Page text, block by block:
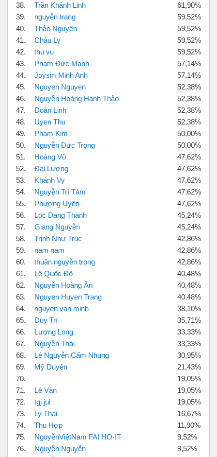
38.
Trần Khánh Linh
61,90%
39.
nguyễn trang
59,52%
40.
Thảo Nguyên
59,52%
41.
Châu Ly
59,52%
42.
thu vu
59,52%
43.
Phạm Đức Mạnh
57,14%
44.
Joysm Minh Anh
57,14%
45.
Nguyen Nguyen
52,38%
46.
Nguyễn Hoàng Hạnh Thảo
52,38%
47.
Đoàn Linh
52,38%
48.
Uyen Thu
52,38%
49.
Pham Kim
50,00%
50.
Nguyễn Đức Trọng
50,00%
51.
Hoàng Vũ
47,62%
52.
Đại Lượng
47,62%
53.
Khánh Vy
47,62%
54.
Nguyễn Trí Tâm
47,62%
55.
Phương Uyên
47,62%
56.
Loc Dang Thanh
45,24%
57.
Giang Nguyễn
45,24%
58.
Trịnh Như Trúc
42,86%
59.
nam nam
42,86%
60.
thuận nguyễn trọng
42,86%
61.
Lê Quốc Đô
40,48%
62.
Nguyễn Hoàng Ân
40,48%
63.
Nguyen Huyen Trang
40,48%
64.
nguyen van minh
38,10%
65.
Duy Trí
35,71%
66.
Lương Long
33,33%
67.
Nguyễn Thái
33,33%
68.
Lê Nguyễn Cẩm Nhung
30,95%
69.
Mỹ Duyên
21,43%
70.
19,05%
71.
Lê Vân
19,05%
72.
tgj jui
19,05%
73.
Ly Thai
16,67%
74.
Thu Hợp
11,90%
75.
NguyễnViệtNam FAI HO-IT
9,52%
76.
Nguyễn Nguyễn
9,52%